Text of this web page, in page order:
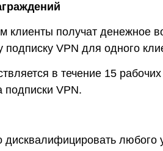
клиенты получат
VPN для одного
в течение 15
подписки VPN.
дисквалифицировать любого